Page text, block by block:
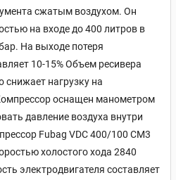
сжатым воздухом. Он
на входе до 400 литров в
На выходе потеря
10-15% Объем ресивера
снижает нагрузку на
оснащен манометром
давление воздуха внутри
Fubag VDC 400/100 CM3
холостого хода 2840
электродвигателя составляет